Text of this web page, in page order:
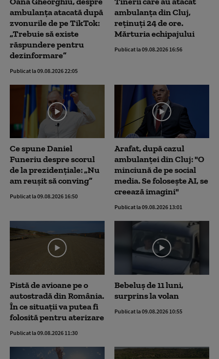
ambulanța atacată după
zvonurile de pe TikTok:
„Trebuie să existe
răspundere pentru
dezinformare”
Publicat la 09.08.2026 22:05
ambulanța din Cluj,
reținuți 24 de ore.
Mărturia echipajului
Publicat la 09.08.2026 16:56
Ce spune Daniel
Funeriu despre scorul
de la prezidențiale: „Nu
am reușit să conving”
Publicat la 09.08.2026 16:50
Arafat, după cazul
ambulanței din Cluj: "O
minciună de pe social
media. Se folosește AI, se
creează imagini"
Publicat la 09.08.2026 13:01
Pistă de avioane pe o
autostradă din România.
În ce situații va putea fi
folosită pentru aterizare
Publicat la 09.08.2026 11:30
Bebeluș de 11 luni,
surprins la volan
Publicat la 09.08.2026 10:55